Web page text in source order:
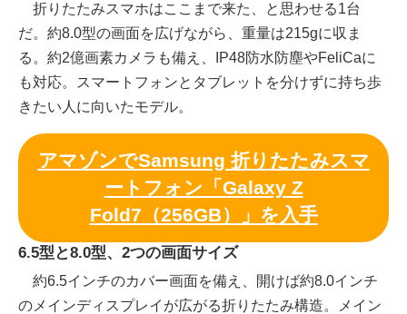
折りたたみスマホはここまで来た、と思わせる1台
だ。約8.0型の画面を広げながら、重量は215gに収ま
る。約2億画素カメラも備え、IP48防水防塵やFeliCaに
も対応。スマートフォンとタブレットを分けずに持ち歩
きたい人に向いたモデル。
アマゾンでSamsung 折りたたみスマ
ートフォン「Galaxy Z
Fold7（256GB）」を入手
6.5型と8.0型、2つの画面サイズ
約6.5インチのカバー画面を備え、開けば約8.0インチ
のメインディスプレイが広がる折りたたみ構造。メイン